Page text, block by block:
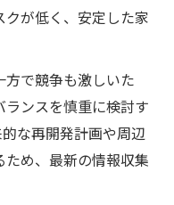
が低く、安定した家
で競争も激しいた
ンスを慎重に検討す
な再開発計画や周辺
め、最新の情報収集